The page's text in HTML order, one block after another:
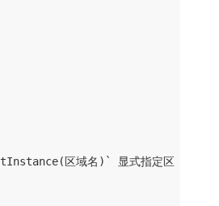
区域名)` 显式指定区域